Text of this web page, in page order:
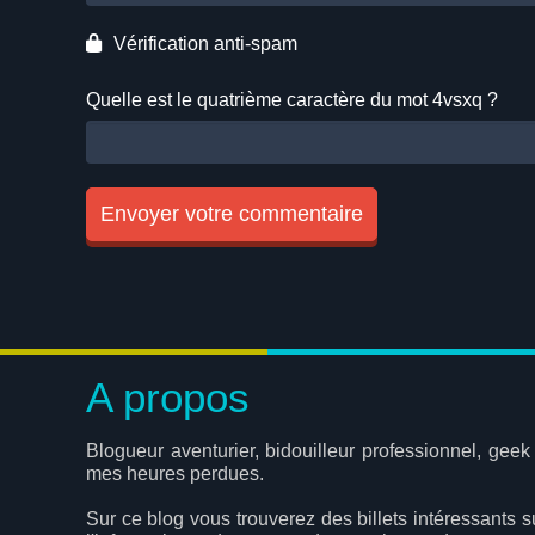
Vérification anti-spam
Quelle est le quatrième caractère du mot4vsxq ?
A propos
Blogueur aventurier, bidouilleur professionnel, geek
mes heures perdues.
Sur ce blog vous trouverez des billets intéressants